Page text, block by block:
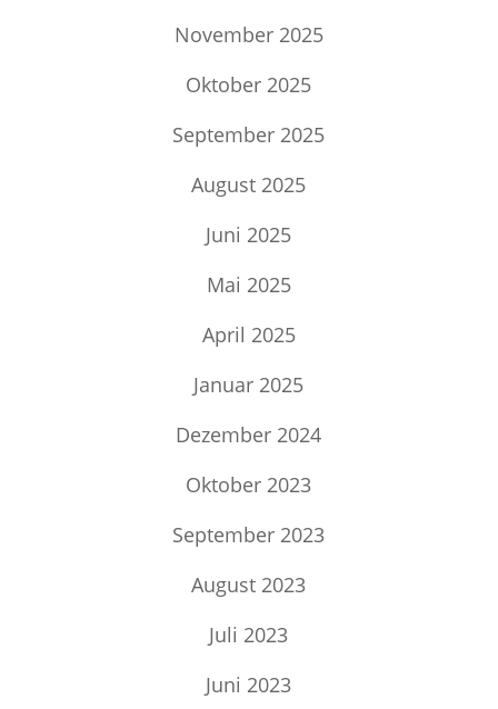
November 2025
Oktober 2025
September 2025
August 2025
Juni 2025
Mai 2025
April 2025
Januar 2025
Dezember 2024
Oktober 2023
September 2023
August 2023
Juli 2023
Juni 2023